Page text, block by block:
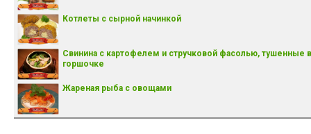
Котлеты с сырной начинкой
Свинина с картофелем и стручковой фасолью, тушенные в
горшочке
Жареная рыба с овощами